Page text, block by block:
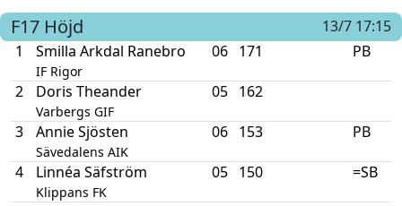
F17 Höjd
13/7 17:15
1
Smilla Arkdal Ranebro
IF Rigor
06 171 PB
2 Doris Theander
Varbergs GIF
05 162
3 Annie Sjösten
Sävedalens AIK
06 153 PB
4 Linnéa Säfström
Klippans FK
05 150 =SB